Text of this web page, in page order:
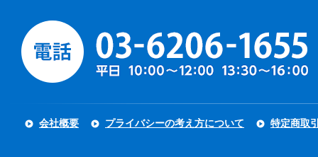
会社概要 プライバシーの考え方について 特定商取